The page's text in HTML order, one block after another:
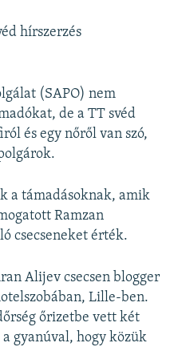
hírszerzés
(SAPO) nem
de a TT svéd
és egy nőről van szó,
a támadásoknak, amik
Ramzan
csecseneket érték.
Alijev csecsen blogger
Lille-ben.
őrizetbe vett két
gyanúval, hogy közük